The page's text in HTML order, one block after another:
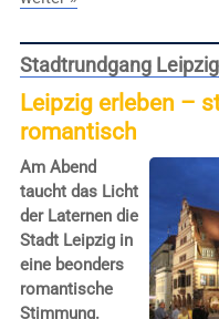
Stadtrundgang
Leipzig erleben –
romantisch
Am Abend
taucht das Licht
der Laternen die
Stadt Leipzig in
eine beonders
romantische
Stimmung.